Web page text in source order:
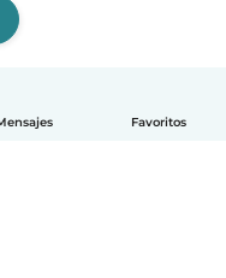
Favoritos